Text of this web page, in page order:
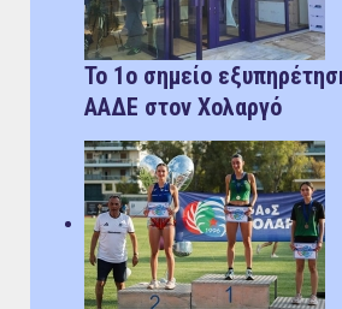
Το 1ο σημείο
ΑΑΔΕ στον Χολαργό